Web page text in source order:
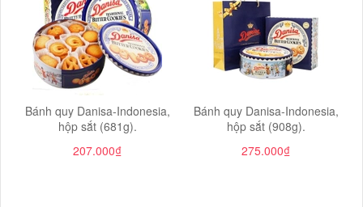
Bánh quy Danisa-Indonesia,
hộp sắt (681g).
207.000₫
Bánh quy Danisa-Indonesia,
hộp sắt (908g).
275.000₫